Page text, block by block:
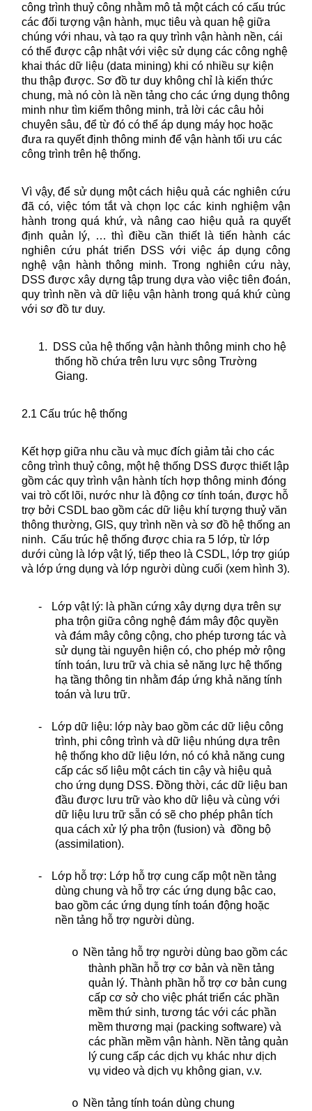
công trình thuỷ công nhằm mô tả một cách có cấu trúc
các đối tượng vận hành, mục tiêu và quan hệ giữa
chúng với nhau, và tạo ra quy trình vận hành nền, cái
có thể được cập nhật với việc sử dụng các công nghệ
khai thác dữ liệu (data mining) khi có nhiều sự kiện
thu thập được. Sơ đồ tư duy không chỉ là kiến thức
chung, mà nó còn là nền tảng cho các ứng dụng thông
minh như tìm kiếm thông minh, trả lời các câu hỏi
chuyên sâu, để từ đó có thể áp dụng máy học hoặc
đưa ra quyết định thông minh để vận hành tối ưu các
công trình trên hệ thống.
Vì vậy, để sử dụng một cách hiệu quả các nghiên cứu
đã có, việc tóm tắt và chọn lọc các kinh nghiệm vận
hành trong quá khứ, và nâng cao hiệu quả ra quyết
định quản lý, … thì điều cần thiết là tiến hành các
nghiên cứu phát triển DSS với việc áp dụng công
nghệ vận hành thông minh. Trong nghiên cứu này,
DSS được xây dựng tập trung dựa vào việc tiên đoán,
quy trình nền và dữ liệu vận hành trong quá khứ cùng
với sơ đồ tư duy.
1.
DSS của hệ thống vận hành thông minh cho hệ
thống hồ chứa trên lưu vực sông Trường
Giang.
2.1 Cấu trúc hệ thống
Kết hợp giữa nhu cầu và mục đích giảm tải cho các
công trình thuỷ công, một hệ thống DSS được thiết lập
gồm các quy trình vận hành tích hợp thông minh đóng
vai trò cốt lõi, nước như là động cơ tính toán, được hỗ
trợ bởi CSDL bao gồm các dữ liệu khí tượng thuỷ văn
thông thường, GIS, quy trình nền và sơ đồ hệ thống an
ninh. Cấu trúc hệ thống được chia ra 5 lớp, từ lớp
dưới cùng là lớp vật lý, tiếp theo là CSDL, lớp trợ giúp
và lớp ứng dụng và lớp người dùng cuối (xem hình 3).
-
Lớp vật lý: là phần cứng xây dựng dựa trên sự
pha trộn giữa công nghệ đám mây độc quyền
và đám mây công cộng, cho phép tương tác và
sử dụng tài nguyên hiện có, cho phép mở rộng
tính toán, lưu trữ và chia sẻ năng lực hệ thống
hạ tầng thông tin nhằm đáp ứng khả năng tính
toán và lưu trữ.
-
Lớp dữ liệu: lớp này bao gồm các dữ liệu công
trình, phi công trình và dữ liệu nhúng dựa trên
hệ thống kho dữ liệu lớn, nó có khả năng cung
cấp các số liệu một cách tin cậy và hiệu quả
cho ứng dụng DSS. Đồng thời, các dữ liệu ban
đầu được lưu trữ vào kho dữ liệu và cùng với
dữ liệu lưu trữ sẵn có sẽ cho phép phân tích
qua cách xử lý pha trộn (fusion) và đồng bộ
(assimilation).
-
Lớp hỗ trợ: Lớp hỗ trợ cung cấp một nền tảng
dùng chung và hỗ trợ các ứng dụng bậc cao,
bao gồm các ứng dụng tính toán động hoặc
nền tảng hỗ trợ người dùng.
o Nền tảng hỗ trợ người dùng bao gồm các
thành phần hỗ trợ cơ bản và nền tảng
quản lý. Thành phần hỗ trợ cơ bản cung
cấp cơ sở cho việc phát triển các phần
mềm thứ sinh, tương tác với các phần
mềm thương mại (packing software) và
các phần mềm vận hành. Nền tảng quản
lý cung cấp các dịch vụ khác như dịch
vụ video và dịch vụ không gian, v.v.
o Nền tảng tính toán dùng chung